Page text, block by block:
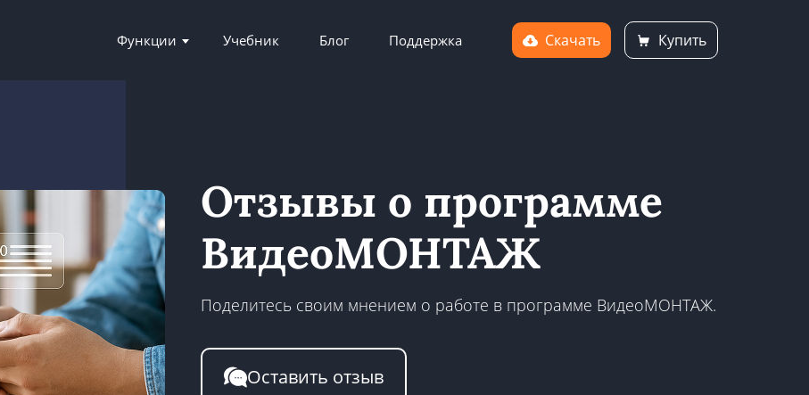
Функции Учебник Блог Поддержка Скачать Купить
Отзывы о программе
ВидеоМОНТАЖ
Поделитесь своим мнением о работе в программе ВидеоМОНТАЖ.
Оставить отзыв